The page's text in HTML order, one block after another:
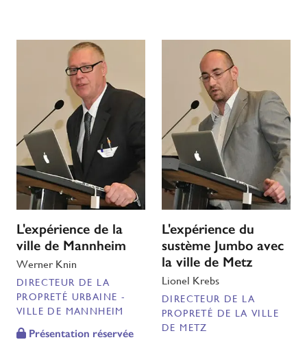
L'expérience de la
ville de Mannheim
Werner Knin
DIRECTEUR DE LA
PROPRETÉ URBAINE -
VILLE DE MANNHEIM
Présentation réservée
L'expérience du
sustème Jumbo avec
la ville de Metz
Lionel Krebs
DIRECTEUR DE LA
PROPRETÉ DE LA VILLE
DE METZ